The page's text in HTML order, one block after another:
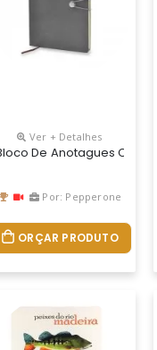
Ver + Detalhes
De Anotagues Com
Por: Pepperone
ORÇAR PRODUTO